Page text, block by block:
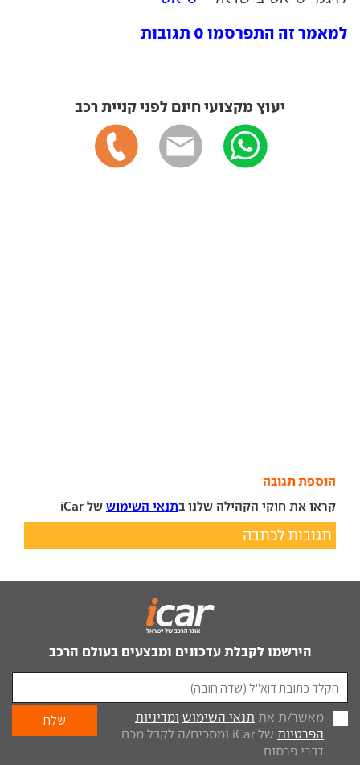
למאמר זה התפרסמו 0 תגובות
יעוץ מקצועי חינם לפני קניית רכב
הוספת תגובה
קראו את חוקי הקהילה שלנו בתנאי השימוש של iCar
תגובות לכתבה
הירשמו לקבלת עדכונים ומבצעים בעולם הרכב
מאשר/ת את תנאי השימוש ומדיניות
הפרטיות
של iCar ומסכים/ה לקבל מכם
דברי פרסום.